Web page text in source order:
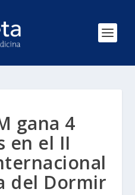
gana 4
en el II
del Dormir